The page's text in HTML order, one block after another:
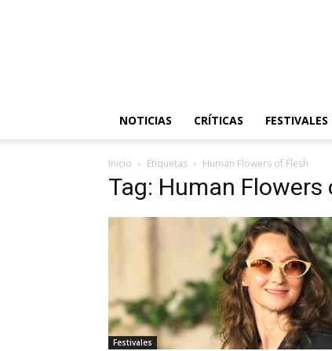
NOTICIAS CRÍTICAS FESTIVALES
Inicio Etiquetas Human Flowers of Flesh
Tag: Human Flowers
Festivales